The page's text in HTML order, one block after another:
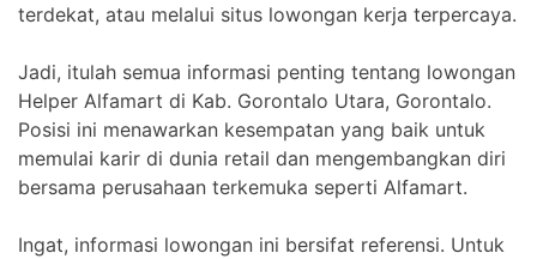
terdekat, atau melalui situs lowongan kerja terpercaya.
Jadi, itulah semua informasi penting tentang lowongan
Helper Alfamart di Kab. Gorontalo Utara, Gorontalo.
Posisi ini menawarkan kesempatan yang baik untuk
memulai karir di dunia retail dan mengembangkan diri
bersama perusahaan terkemuka seperti Alfamart.
Ingat, informasi lowongan ini bersifat referensi. Untuk